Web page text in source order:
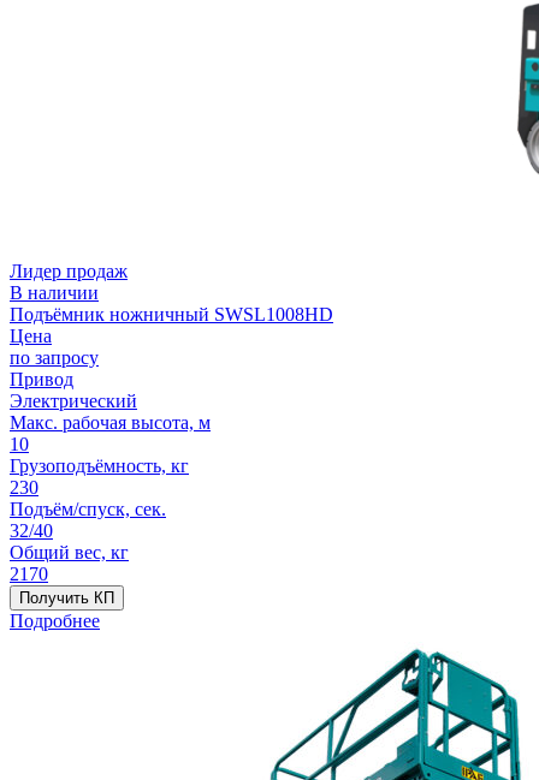
Лидер продаж
В наличии
Подъёмник ножничный SWSL1008HD
Цена
по запросу
Привод
Электрический
Макс. рабочая высота, м
10
Грузоподъёмность, кг
230
Подъём/спуск, сек.
32/40
Общий вес, кг
2170
Получить КП
Подробнее